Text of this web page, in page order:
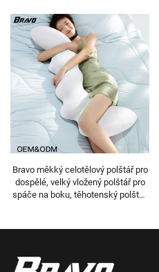
Bravo měkký celotělový polštář pro
dospělé, velký vložený polštář pro
spáče na boku, těhotenský polštář,